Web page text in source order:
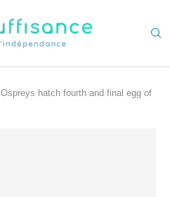
Ospreys hatch fourth and final egg of